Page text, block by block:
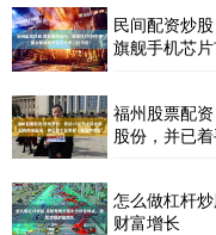
民间配资炒
旗舰手机芯
福州股票配
股份，并已
怎么做杠杆
财富增长